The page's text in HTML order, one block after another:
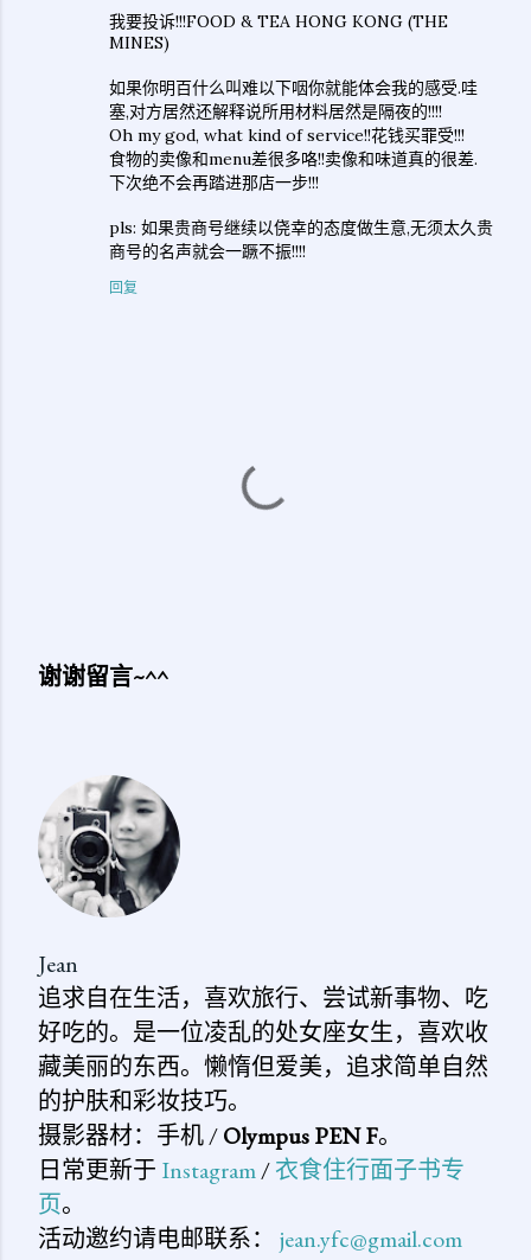
我要投诉!!!FOOD & TEA HONG KONG (THE
MINES)
如果你明百什么叫难以下咽你就能体会我的感受.哇
塞,对方居然还解释说所用材料居然是隔夜的!!!!
Oh my god, what kind of service!!花钱买罪受!!!
食物的卖像和menu差很多咯!!卖像和味道真的很差.
下次绝不会再踏进那店一步!!!
pls: 如果贵商号继续以侥幸的态度做生意,无须太久贵
商号的名声就会一蹶不振!!!!
回复
论
谢谢留言~^^
Jean
追求自在生活，喜欢旅行、尝试新事物、吃
好吃的。是一位凌乱的处女座女生，喜欢收
藏美丽的东西。懒惰但爱美，追求简单自然
的护肤和彩妆技巧。
摄影器材：手机 /Olympus PEN F。
日常更新于 Instagram/衣食住行面子书专
页。
活动邀约请电邮联系： jean.yfc@gmail.com